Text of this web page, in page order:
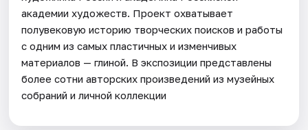
академии художеств. Проект охватывает
полувековую историю творческих поисков и работы
с одним из самых пластичных и изменчивых
материалов — глиной. В экспозиции представлены
более сотни авторских произведений из музейных
собраний и личной коллекции